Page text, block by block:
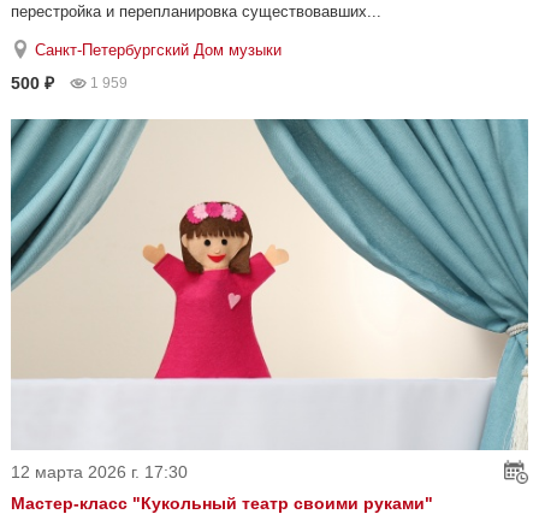
перестройка и перепланировка существовавших...
Санкт-Петербургский Дом музыки
500 ₽ 1 959
12 марта 2026 г. 17:30
Мастер-класс "Кукольный театр своими руками"